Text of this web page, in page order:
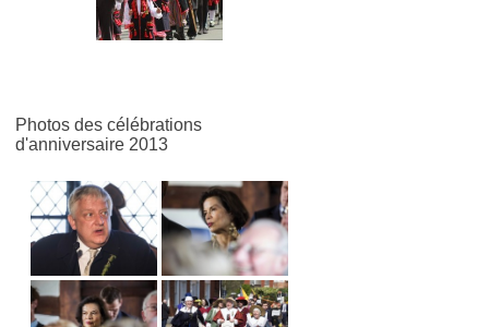
Photos des célébrations
d'anniversaire 2013